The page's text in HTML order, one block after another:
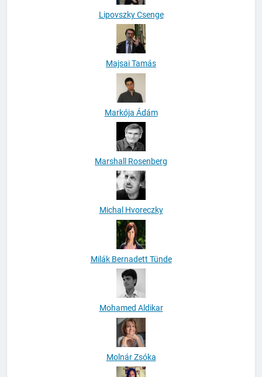
Lipovszky Csenge
Majsai Tamás
Markója Ádám
Marshall Rosenberg
Michal Hvoreczky
Milák Bernadett Tünde
Mohamed Aldikar
Molnár Zsóka